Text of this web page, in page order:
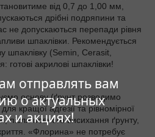
отправлять вам
о актуальных
и акциях!
від 0,7 до 1,00 мм,
дрібні подряпини та
не допускаються перепади рівня
шпаклівки. Рекомендується
шпаклівку (Semin, Cerasit,
акрилові шпаклівки!
основу (ґрунт розводимо
кращої адгезії та рівномірної
після повного висихання ґрунту,
«Флорина» не потребує